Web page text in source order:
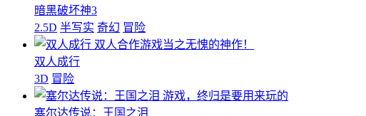
暗黑破坏神3
2.5D 半写实 奇幻 冒险
双人合作游戏当之无愧的神作！
双人成行
3D 冒险
游戏，终归是要用来玩的
塞尔达传说：王国之泪